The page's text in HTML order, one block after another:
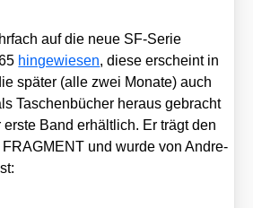
auf die neue SF-Serie
hin­ge­wie­sen, die­se erscheint in
spä­ter (alle zwei Mona­te) auch
Taschen­bü­cher her­aus gebracht
Band erhält­lich. Er trägt den
und wur­de von Andre­